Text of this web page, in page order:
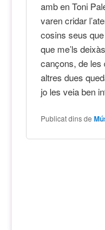
amb en Toni
varen cridar
cosins seus
que me’ls
cançons, de les
altres dues
jo les veia ben
Publicat dins de